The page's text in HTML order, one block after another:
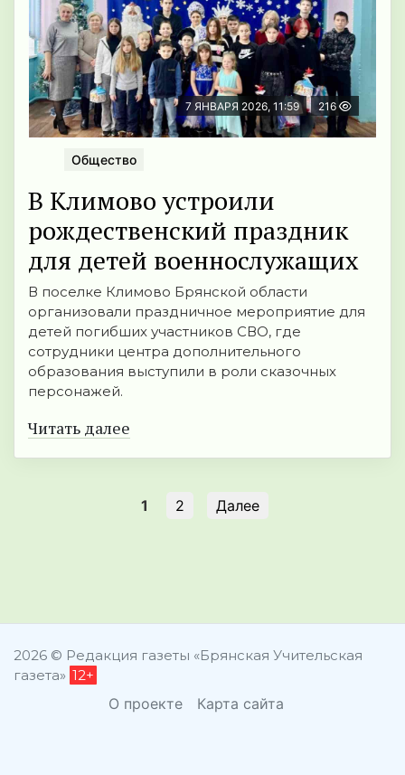
7 ЯНВАРЯ 2026, 11:59 216
Общество
В Климово устроили
рождественский праздник
для детей военнослужащих
В поселке Климово Брянской области
организовали праздничное мероприятие для
детей погибших участников СВО, где
сотрудники центра дополнительного
образования выступили в роли сказочных
персонажей.
Читать далее
1 2 Далее
2026 © Редакция газеты «Брянская Учительская
газета» 12+
О проекте Карта сайта